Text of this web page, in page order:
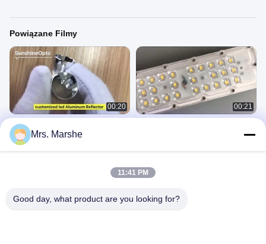
Powiązane Filmy
00:20
Dostosowany odbłyśnik aluminiowy
LED do oświetlenia LED
Led Lens
00:21
Mrs. Marshe
11:41 PM
Good day, what product are you looking for?